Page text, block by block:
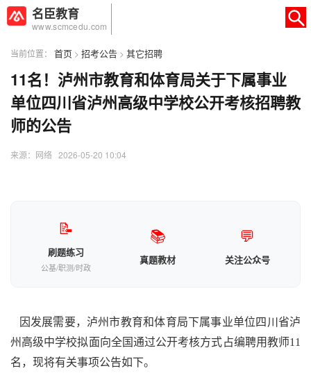
名臣教育
www.scmcedu.com
当前位置： 首页 > 招考公告 > 其它招聘
11名！泸州市教育和体育局关于下属事业
单位四川省泸州高级中学校公开考核招聘教
师的公告
来源：网络 2026-05-20 10:04
📝
刷题练习
公基/职测/时政
📚
真题教材
💬
关注公众号
因发展需要，泸州市教育和体育局下属事业单位四川省泸
州高级中学校拟面向全国通过公开考核方式占编聘用教师11
名，现将有关事项公告如下。
AI智能助手 转人工
AI智能助手
您服务